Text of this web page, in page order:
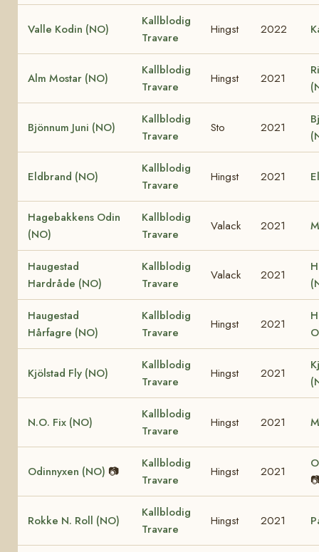
Valle Kodin (NO)
Kallblodig
Travare
Hingst 2022
Alm Mostar (NO)
Kallblodig
Travare
Hingst 2021
Bjönnum Juni (NO)
Kallblodig
Travare
Sto 2021
Eldbrand (NO)
Kallblodig
Travare
Hingst 2021
Hagebakkens Odin
(NO)
Kallblodig
Travare
Valack 2021
Haugestad
Hardråde (NO)
Kallblodig
Travare
Valack 2021
Haugestad
Hårfagre (NO)
Kallblodig
Travare
Hingst 2021
Kjölstad Fly (NO)
Kallblodig
Travare
Hingst 2021
N.O. Fix (NO)
Kallblodig
Travare
Hingst 2021
Odinnyxen (NO) 📷
Kallblodig
Travare
Hingst 2021
Rokke N. Roll (NO)
Kallblodig
Travare
Hingst 2021